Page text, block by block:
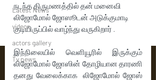
Latest News
videos
actors gallery
Tv news
நடந்த திருமணத்தில் தன் மனைவி
லிஜோமோல் ஜோஸூடன் அடுக்குமாடி
குடியிருப்பில் வாழ்ந்து வருகிறார் .
இந்நிலையில் வெளியூரில் இருக்கும்
லிஜோமோல் ஜோஸின் தோழியான தாரணி
தனது வேலைக்காக  லிஜோமோல் ஜோஸ்